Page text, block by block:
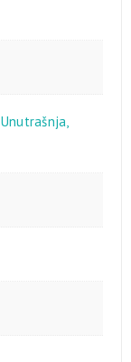
Unutrašnja,